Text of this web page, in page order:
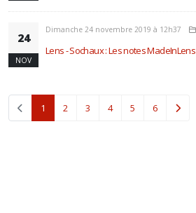
24
NOV
Dimanche 24 novembre 2019 à 12h37
Lens - Sochaux : Les notes MadeInLens
1 (current)
2 3 4 5 6